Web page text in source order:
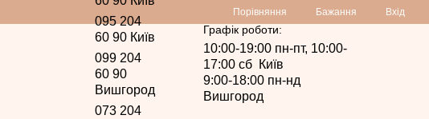
Порівняння Бажання Вхід
095 204
60 90 Київ
099 204
60 90
Вишгород
073 204
Графік роботи:
10:00-19:00 пн-пт, 10:00-
17:00 сб Київ
9:00-18:00 пн-нд
Вишгород